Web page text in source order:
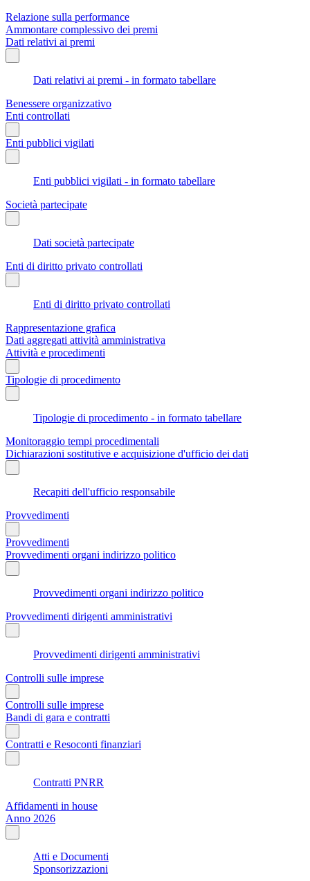
Relazione sulla performance
Ammontare complessivo dei premi
Dati relativi ai premi
Dati relativi ai premi - in formato tabellare
Benessere organizzativo
Enti controllati
Enti pubblici vigilati
Enti pubblici vigilati - in formato tabellare
Società partecipate
Dati società partecipate
Enti di diritto privato controllati
Enti di diritto privato controllati
Rappresentazione grafica
Dati aggregati attività amministrativa
Attività e procedimenti
Tipologie di procedimento
Tipologie di procedimento - in formato tabellare
Monitoraggio tempi procedimentali
Dichiarazioni sostitutive e acquisizione d'ufficio dei dati
Recapiti dell'ufficio responsabile
Provvedimenti
Provvedimenti
Provvedimenti organi indirizzo politico
Provvedimenti organi indirizzo politico
Provvedimenti dirigenti amministrativi
Provvedimenti dirigenti amministrativi
Controlli sulle imprese
Controlli sulle imprese
Bandi di gara e contratti
Contratti e Resoconti finanziari
Contratti PNRR
Affidamenti in house
Anno 2026
Atti e Documenti
Sponsorizzazioni